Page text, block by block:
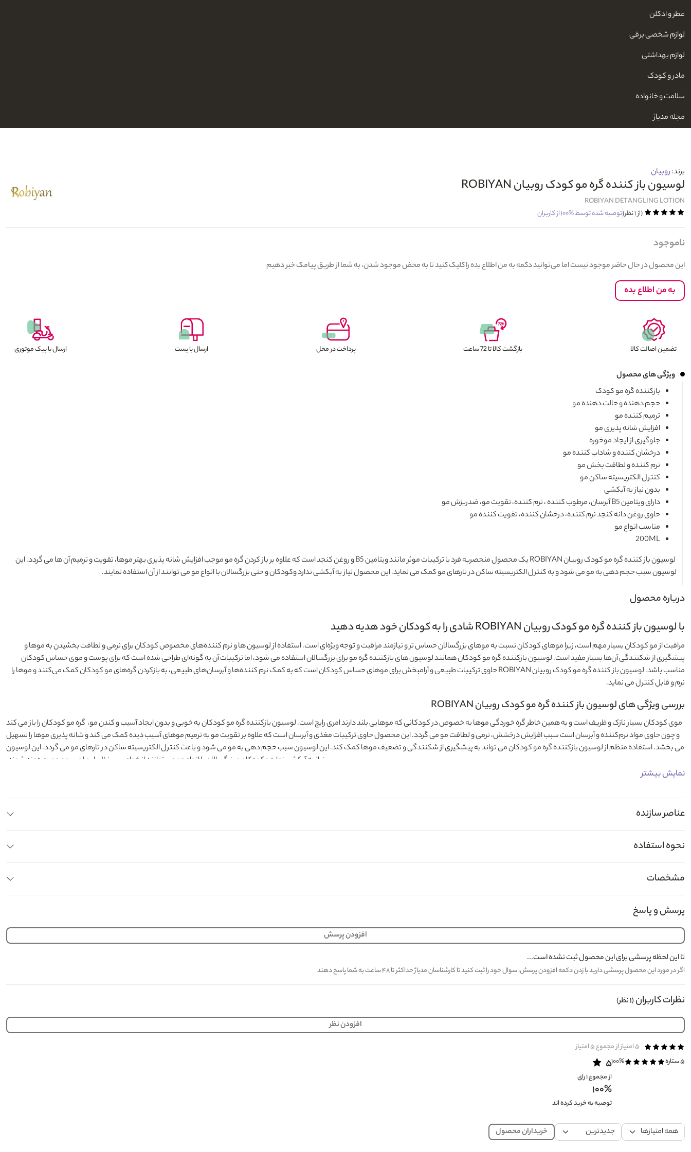
عطر و ادکلن
لوازم شخصی برقی
لوازم بهداشتی
مادر و کودک
سلامت و خانواده
مجله مدیاژ
برند:روبیان
لوسیون باز کننده گره مو کودک روبیان ROBIYAN
ROBIYAN DETANGLING LOTION
(از ۱ نظر)
توصیه شده توسط%۱۰۰ از کاربران
ناموجود
این محصول در حال حاضر موجود نیست اما می‌توانید دکمه به من اطلاع بده را کلیک کنید تا به محض موجود شدن، به شما از طریق پیامک خبر دهیم
به من اطلاع بده
تضمین اصالت کالا بازگشت کالا تا 72 ساعت پرداخت در محل ارسال با پست ارسال با پیک موتوری
ویژگی های محصول
بازکننده گره مو کودک
حجم دهنده و حالت دهنده مو
ترمیم کننده مو
افزایش شانه پذیری مو
جلوگیری از ایجاد موخوره
درخشان کننده و شاداب کننده مو
نرم کننده و لطافت بخش مو
کنترل الکتریسیته ساکن مو
بدون نیاز به آبکشی
دارای ویتامین B5 آبرسان، مرطوب کننده ، نرم کننده، تقویت مو، ضدریزش مو
حاوی روغن دانه کنجد نرم کننده، درخشان کننده، تقویت کننده مو
مناسب انواع مو
200ML
لوسیون باز کننده گره مو کودک روبیان ROBIYAN
یک محصول منحصربه فرد با ترکیبات موثر مانند ویتامین B5 و روغن کنجد است که علاوه بر باز کردن گره مو موجب افزایش شانه پذیری بهتر موها، تقویت و ترمیم آن ها می گردد. این
لوسیون سبب حجم دهی به مو می شود و به کنترل الکتریسیته ساکن در تارهای مو کمک می نماید. این محصول نیاز به آبکشی ندارد وکودکان و حتی بزرگسالان با انواع مو می توانند از آن استفاده نمایند.
درباره محصول
با لوسیون باز کننده گره مو کودک روبیان ROBIYAN شادی را به کودکان خود هدیه دهید
مراقبت از مو کودکان بسیار مهم است، زیرا موهای کودکان نسبت به موهای بزرگسالان حساس‌ تر و نیازمند مراقبت و توجه ویژه‌ای است. استفاده از لوسیون‌ ها و نرم‌ کننده‌های مخصوص کودکان برای نرمی و لطافت بخشیدن به موها و
پیشگیری از شکنندگی آن‌ها بسیار مفید است. لوسیون بازکننده گره مو کودکان همانند لوسیون‌ های بازکننده گره مو برای بزرگسالان استفاده می‌ شود، اما ترکیبات آن به گونه‌ای طراحی شده‌ است که برای پوست و موی حساس کودکان
مناسب باشد.لوسیون باز کننده گره مو کودک روبیان ROBIYAN
حاوی ترکیبات طبیعی و آرامبخش برای موهای حساس کودکان است که به کمک نرم‌ کننده‌ها و آبرسان‌های طبیعی، به بازکردن گره‌های مو کودکان کمک می‌کنند و موها را
نرم و قابل کنترل می‌ نماید.
بررسی ویژگی های لوسیون باز کننده گره مو کودک روبیان ROBIYAN
موی کودکان بسیار نازک و ظریف است و به همین خاطر گره خوردگی موها به خصوص در کودکانی که موهایی بلند دارند امری رایج است. لوسیون بازکننده گره مو کودکان به خوبی و بدون ایجاد آسیب و کندن مو، گره مو کودکان را باز می کند
و چون حاوی مواد نرم‌کننده و آبرسان است سبب افزایش درخشش، نرمی و لطافت مو می گردد. این محصول حاوی ترکیبات مغذی و آبرسان است که علاوه بر تقویت مو به ترمیم موهای آسیب دیده کمک می کند و شانه پذیری موها را تسهیل
می بخشد. استفاده منظم از لوسیون بازکننده گره مو کودکان می‌ تواند به پیشگیری از شکنندگی و تضعیف موها کمک کند. این لوسیون سبب حجم دهی به مو می شود و باعث کنترل الکتریسیته ساکن در تارهای مو می گردد. این لوسیون
نیاز به آبکشی ندارد و کودکان و بزرگسالان با انواع مو می توانند از خواص بی نظیر این لوسیون مو بهره‌مند شوند.
با ترکیبات معجزه‌گر لوسیون باز کننده گره مو کودک روبیان ROBIYAN آشنا شوید
فولیکول‌های مو آسیب می‌ بینند. در نتیجه مو نازک می‌شود و بعد از گذشت مدت زمانی شروع به ریزش می‌ کند. این ویتامین فولیکول‌ های مو را تغذیه می‌ کند و در نتیجه موها مستحکم‌ تر و سالم‌ تر می‌ شوند. پانتوتنیک اسید رشد موها را
محصولات برند
با حمایت از کالاهای باکیفیت ایرانی، محصولات این برند محبوب را به سبد کالای خود اضافه نموده است تا شما
نمایش بیشتر
عناصر سازنده
نحوه استفاده
مشخصات
پرسش و پاسخ
افزودن پرسش
تا این لحظه پرسشی برای این محصول ثبت نشده است...
اگر در مورد این محصول پرسشی دارید با زدن دکمه افزودن پرسش، سوال خود را ثبت کنید تا کارشناسان مدیاژ حداکثر تا ۴۸ ساعت به شما پاسخ دهند
نظرات کاربران (۱ نظر)
افزودن نظر
۵امتیازاز مجموع۵امتیاز
۵ ستاره
۱۰۰%۵
از مجموع ۱ رای
۱۰۰%
توصیه به خرید کرده اند
خریداران محصول